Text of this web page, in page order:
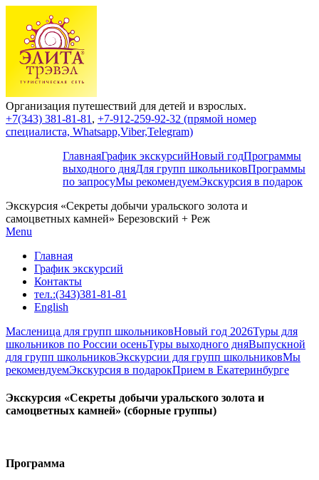
Организация путешествий для детей и взрослых.
+7(343) 381-81-81 , +7-912-259-92-32 (прямой номер
специалиста, Whatsapp,Viber,Telegram)
ГлавнаяГрафик экскурсийНовый годПрограммы
выходного дняДля групп школьниковПрограммы
по запросуМы рекомендуемЭкскурсия в подарок
Экскурсия «Секреты добычи уральского золота и
самоцветных камней» Березовский + Реж
Menu
Главная
График экскурсий
Контакты
тел.:(343)381-81-81
English
Масленица для групп школьниковНовый год 2026Туры для
школьников по России осеньТуры выходного дняВыпускной
для групп школьниковЭкскурсии для групп школьниковМы
рекомендуемЭкскурсия в подарокПрием в Екатеринбурге
Экскурсия «Секреты добычи уральского золота и
самоцветных камней» (сборные группы)
Программа